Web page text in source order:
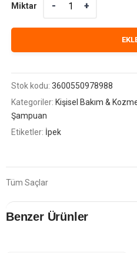
Miktar
Stok kodu:3600550978988
Kategoriler: Kişisel Bakım &
Şampuan
Etiketler: İpek
Tüm Saçlar
Benzer Ürünler